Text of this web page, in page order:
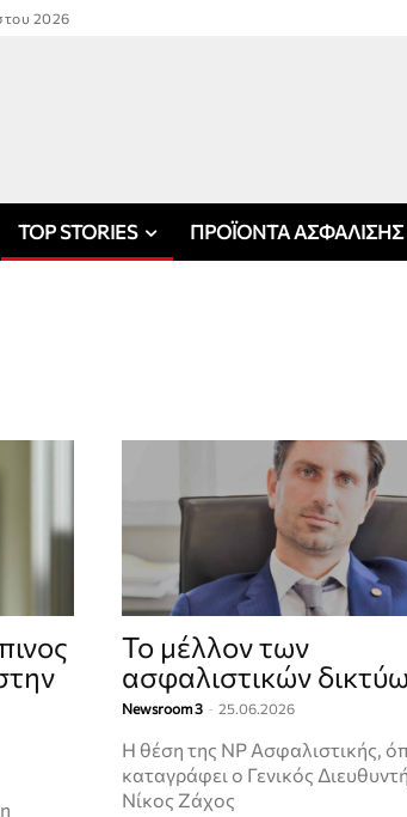
2026
TOP STORIES ΠΡΟΪΟΝΤΑ ΑΣΦΑΛΙΣΗΣ
To μέλλον των
ασφαλιστικών
Newsroom 3 - 25.06.2026
Η θέση της NP Ασφαλιστικής,
καταγράφει ο Γενικός
Νίκος Ζάχος